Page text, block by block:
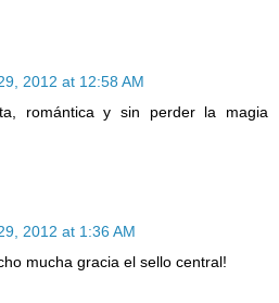
2012 at 12:58 AM
romántica y sin perder la magia
2012 at 1:36 AM
mucha gracia el sello central!